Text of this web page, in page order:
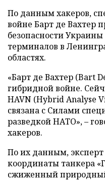
По данным хакеров,
войне Барт де Вахтер
безопасности
терминалов в
областях.
«Барт де Вахтер (Bart
гибридной войне.
HAVN (Hybrid Analyse
связана с Силами
разведкой НАТО», –
хакеров.
По их данным,
координаты танкера
сжиженный